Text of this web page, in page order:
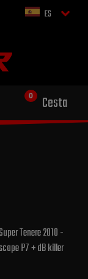
ES
Cesta
deportivo
tu motocicleta
Tenere 2010 -
P7 + dB killer